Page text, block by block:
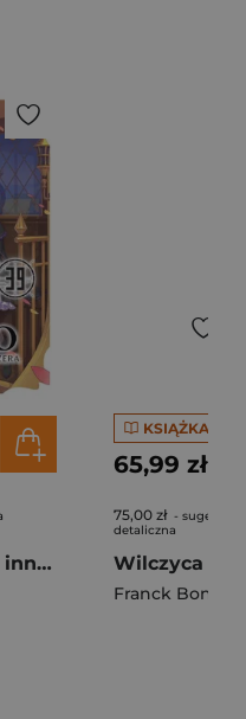
Re: Zero. Życie w innym świecie od zera. Light Novel. Tom 39
KSIĄŻKA
65,99 zł
75,00 zł -
detaliczna
Franck Bonnet